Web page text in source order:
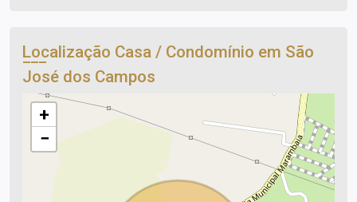
Localização Casa / Condomínio em São
José dos Campos
+
−